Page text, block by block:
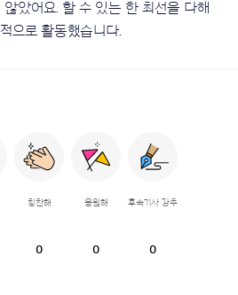
았어요. 할 수 있는 한 최선을 다해
으로 활동했습니다.
칭찬해
0
응원해
0
후속기사 강추
0